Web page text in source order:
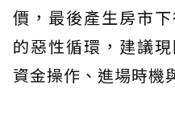
價，最後產生房市
的惡性循環，建議
資金操作、進場時機